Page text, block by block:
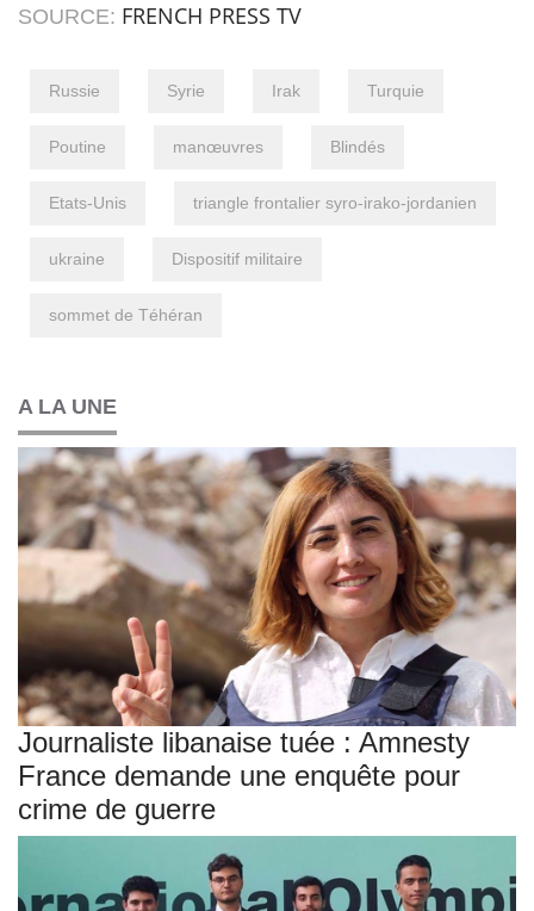
SOURCE: FRENCH PRESS TV
Russie Syrie Irak Turquie
Poutine manœuvres Blindés
Etats-Unis triangle frontalier syro-irako-jordanien
ukraine Dispositif militaire
sommet de Téhéran
A LA UNE
Journaliste libanaise tuée : Amnesty
France demande une enquête pour
crime de guerre